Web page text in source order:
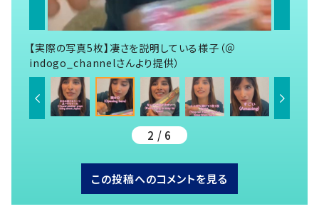
【実際の写真5枚】凄さを説明している様子（＠
indogo_channelさんより提供）
2 / 6
この投稿へのコメントを見る